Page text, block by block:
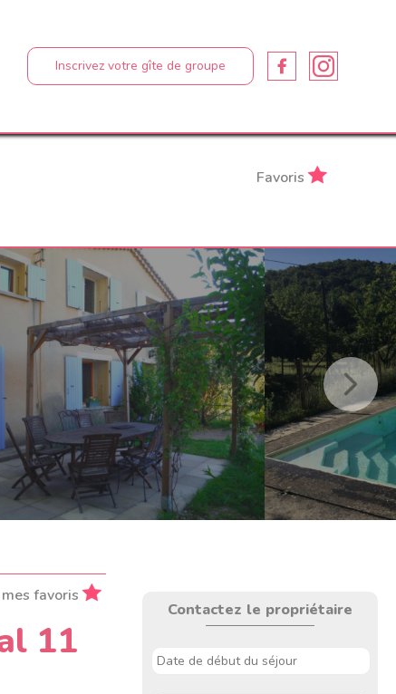
Inscrivez votre gîte de groupe
Favoris
favoris
11
Contactez le propriétaire